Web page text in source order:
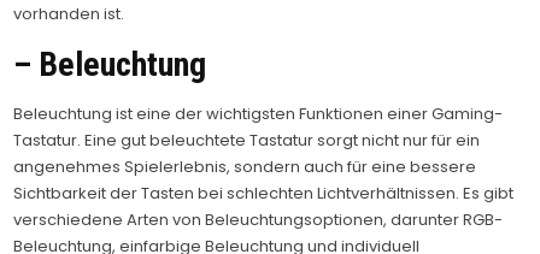
vorhanden ist.
– Beleuchtung
Beleuchtung ist eine der wichtigsten Funktionen einer Gaming-
Tastatur. Eine gut beleuchtete Tastatur sorgt nicht nur für ein
angenehmes Spielerlebnis, sondern auch für eine bessere
Sichtbarkeit der Tasten bei schlechten Lichtverhältnissen. Es gibt
verschiedene Arten von Beleuchtungsoptionen, darunter RGB-
Beleuchtung, einfarbige Beleuchtung und individuell